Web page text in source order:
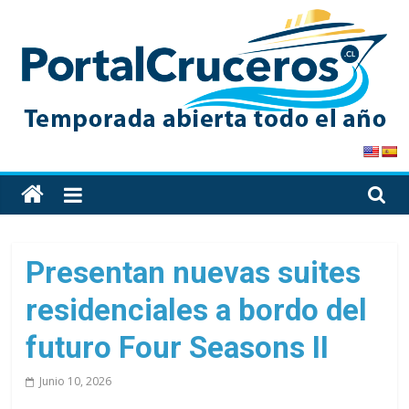
content
PortalCruceros
Toda
la
de
cruceros
en
un
solo
Presentan nuevas suites
residenciales a bordo del
futuro Four Seasons II
Junio 10, 2026